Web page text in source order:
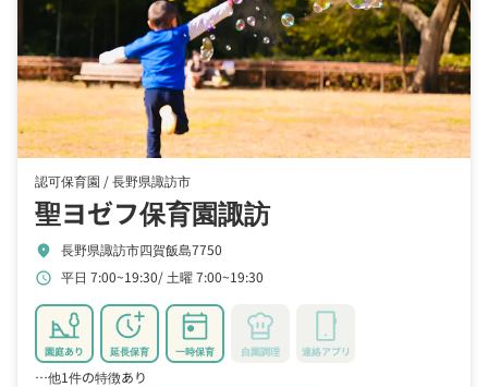
認可保育園 /長野県諏訪市
聖ヨゼフ保育園諏訪
location_on 長野県諏訪市四賀飯島7750
schedule 平日 7:00~19:30 土曜 7:00~19:30
園庭あり 延長保育 一時保育 自園調理 連絡アプリ
…他1件の特徴あり